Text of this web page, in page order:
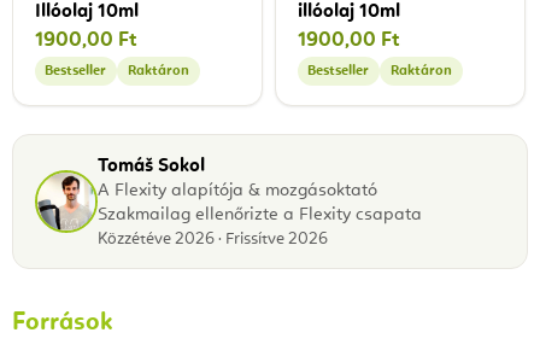
Illóolaj 10ml
1900,00 Ft
Bestseller Raktáron
illóolaj 10ml
1900,00 Ft
Bestseller Raktáron
Tomáš Sokol
A Flexity alapítója & mozgásoktató
Szakmailag ellenőrizte a Flexity csapata
Közzétéve 2026 · Frissítve 2026
Források